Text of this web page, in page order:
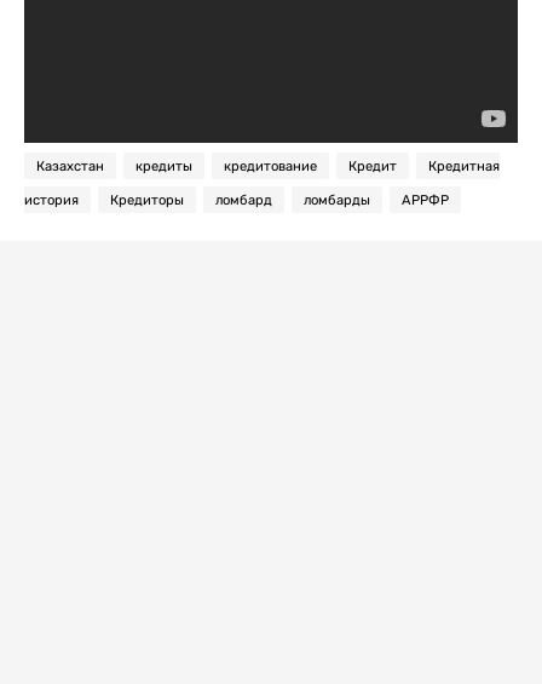
Казахстан кредиты кредитование Кредит Кредитная
история Кредиторы ломбард ломбарды АРРФР